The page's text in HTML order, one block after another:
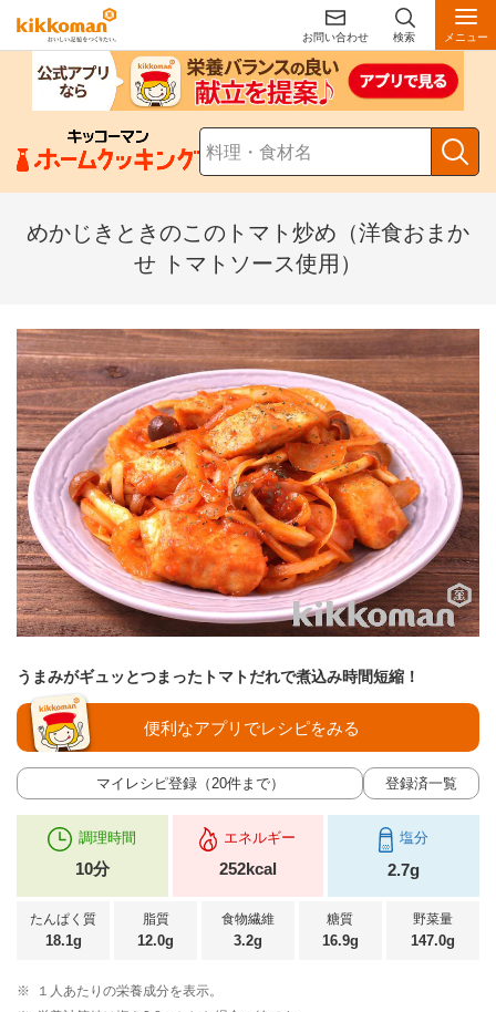
お問い合わせ 検索 メニュー
めかじきときのこのトマト炒め（洋食おまか
せ トマトソース使用）
うまみがギュッとつまったトマトだれで煮込み時間短縮！
マイレシピ登録（20件まで） 登録済一覧
便利なアプリでレシピをみる
調理時間
10分
エネルギー
252kcal
塩分
2.7g
たんぱく質
18.1g
脂質
12.0g
食物繊維
3.2g
糖質
16.9g
野菜量
147.0g
※
１人あたりの栄養成分を表示。